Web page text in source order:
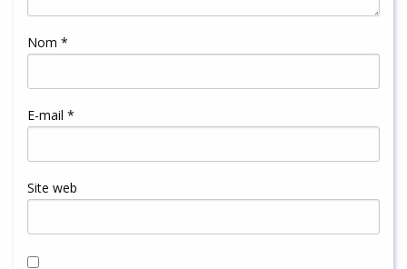
Nom *
E-mail *
Site web